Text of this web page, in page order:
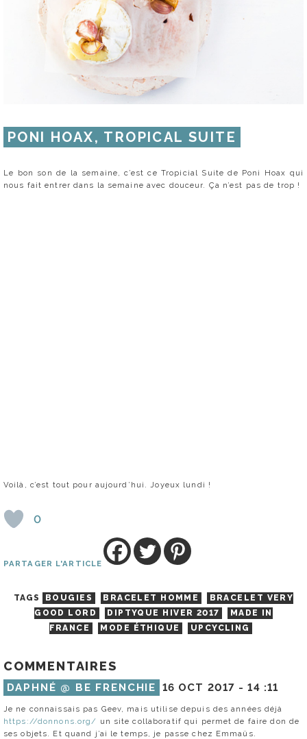
PONI HOAX, TROPICAL SUITE
Le bon son de la semaine, c’est ce Tropicial Suite de Poni Hoax qui
nous fait entrer dans la semaine avec douceur. Ça n’est pas de trop !
Voilà, c’est tout pour aujourd’hui. Joyeux lundi !
0
PARTAGER L'ARTICLE
TAGS BOUGIES BRACELET HOMME
BRACELET VERY
GOOD LORD
DIPTYQUE HIVER 2017
MADE IN
FRANCE
MODE ÉTHIQUE UPCYCLING
COMMENTAIRES
DAPHNÉ @ BE FRENCHIE 16 OCT 2017 -14 :11
Je ne connaissais pas Geev, mais utilise depuis des années déjà
https://donnons.org/ un site collaboratif qui permet de faire don de
ses objets. Et quand j’ai le temps, je passe chez Emmaüs.